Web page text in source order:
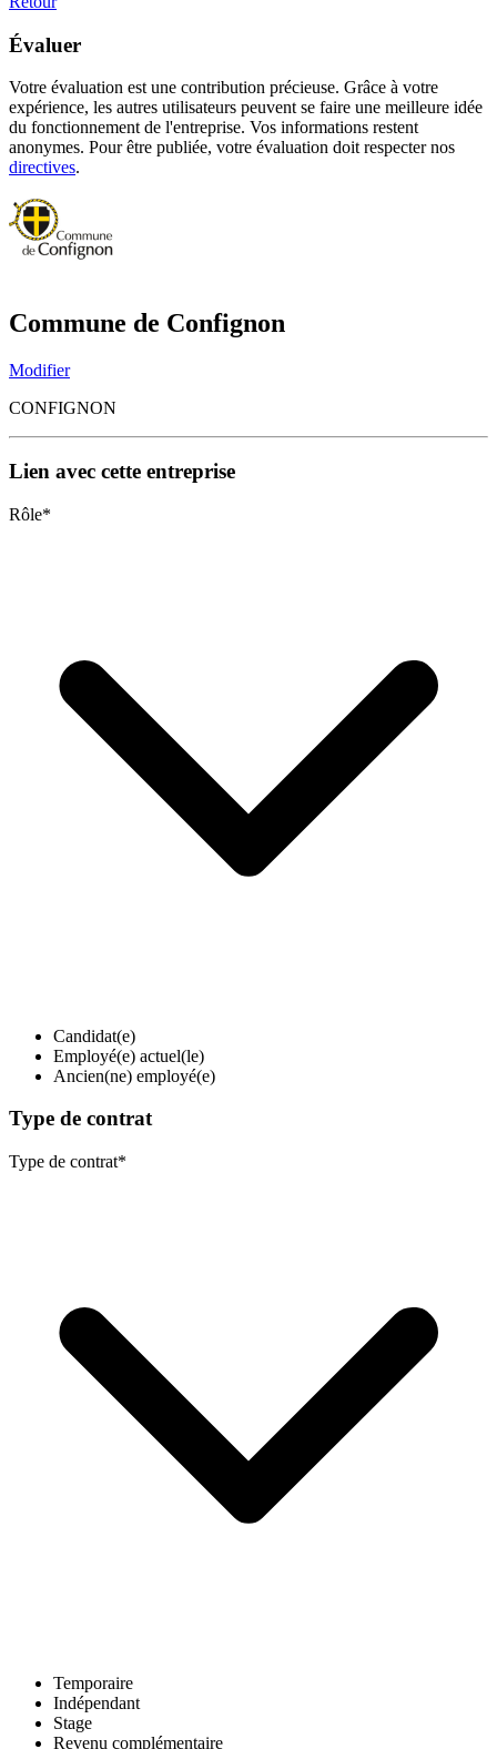
Évaluer
Votre évaluation est une contribution précieuse. Grâce à votre
expérience, les autres utilisateurs peuvent se faire une meilleure idée
du fonctionnement de l'entreprise. Vos informations restent
anonymes. Pour être publiée, votre évaluation doit respecter nos
directives.
Commune de Confignon
Modifier
CONFIGNON
Lien avec cette entreprise
Rôle*
Candidat(e)
Employé(e) actuel(le)
Ancien(ne) employé(e)
Type de contrat
Type de contrat*
Temporaire
Indépendant
Stage
Revenu complémentaire